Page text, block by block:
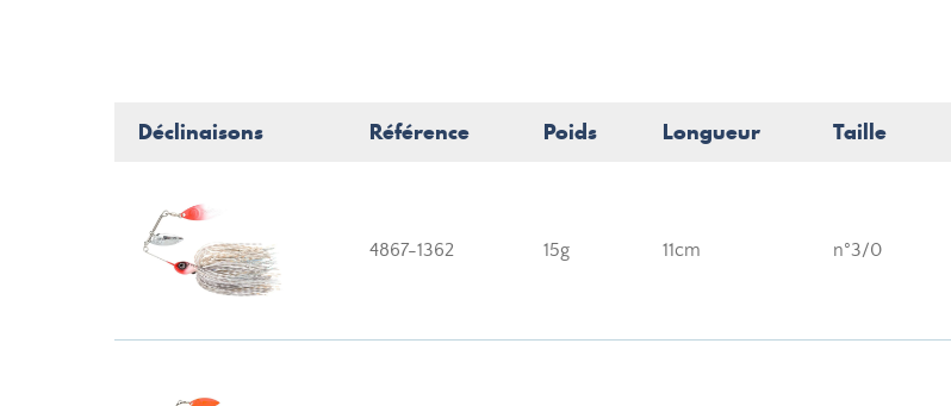
Déclinaisons Référence Poids Longueur Taille
4867-1362 15g 11cm n°3/0